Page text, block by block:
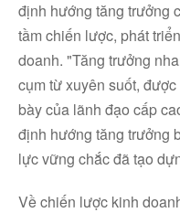
định hướng tăng trưởng
tầm chiến lược, phát
doanh. "Tăng trưởng
cụm từ xuyên suốt,
bày của lãnh đạo cấp
định hướng tăng trưởng
lực vững chắc đã tạo
Về chiến lược kinh